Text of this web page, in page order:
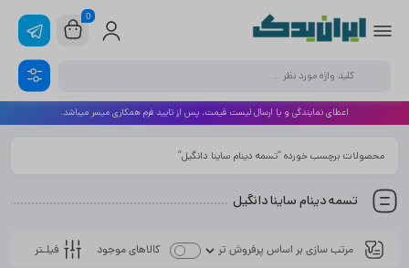
0
اعطای نمایندگی و یا ارسال لیست قیمت، پس از تایید فرم همکاری میسر میباشد.
محصولات برچسب خورده “تسمه دینام ساینا دانگیل”
تسمه دینام ساینا دانگیل
فیلـتر کالاهای موجود